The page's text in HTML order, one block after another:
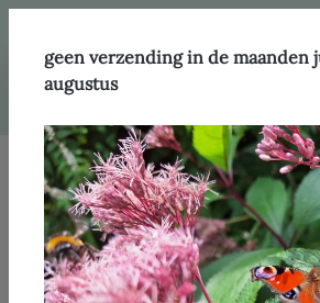
Afbeeldingengalerij overslaan
geen verzending in de maanden
augustus